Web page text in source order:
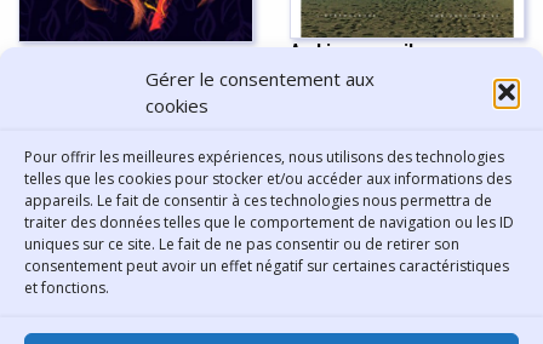
Gérer le consentement aux
cookies
Pour offrir les meilleures expériences, nous utilisons des technologies
telles que les cookies pour stocker et/ou accéder aux informations des
appareils. Le fait de consentir à ces technologies nous permettra de
traiter des données telles que le comportement de navigation ou les ID
uniques sur ce site. Le fait de ne pas consentir ou de retirer son
consentement peut avoir un effet négatif sur certaines caractéristiques
et fonctions.
Ambiance argile -
L'Etrangleuse
Afficher plus